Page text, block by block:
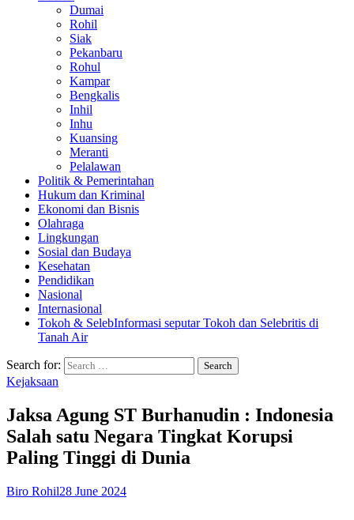
Dumai
Rohil
Siak
Pekanbaru
Rohul
Kampar
Bengkalis
Inhil
Inhu
Kuansing
Meranti
Pelalawan
Politik & Pemerintahan
Hukum dan Kriminal
Ekonomi dan Bisnis
Olahraga
Lingkungan
Sosial dan Budaya
Kesehatan
Pendidikan
Nasional
Internasional
Tokoh & SelebInformasi seputar Tokoh dan Selebritis di
Tanah Air
Search for:
Kejaksaan
Jaksa Agung ST Burhanudin : Indonesia
Salah satu Negara Tingkat Korupsi
Paling Tinggi di Dunia
Biro Rohil28 June 2024